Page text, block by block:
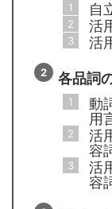
自
活
活
各品詞
動
用
活
容
活
容